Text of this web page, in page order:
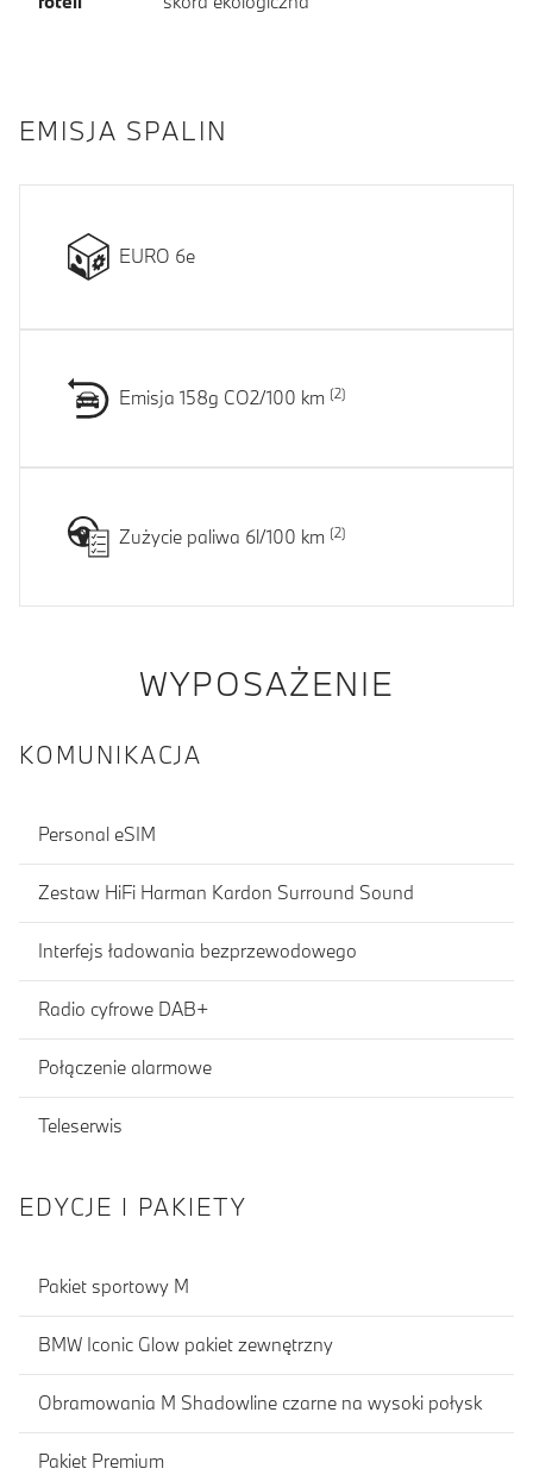
EMISJA SPALIN
EURO 6e
Emisja 158g CO2/100 km
Zużycie paliwa 6l/100 km
WYPOSAŻENIE
KOMUNIKACJA
Personal eSIM
Zestaw HiFi Harman Kardon Surround Sound
Interfejs ładowania bezprzewodowego
Radio cyfrowe DAB+
Połączenie alarmowe
Teleserwis
EDYCJE I PAKIETY
Pakiet sportowy M
BMW Iconic Glow pakiet zewnętrzny
Obramowania M Shadowline czarne na wysoki połysk
Pakiet Premium